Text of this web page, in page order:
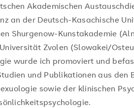
Akademischen
an der Deutsch-Kasachische
Shurgenow-Kunstakademie
Zvolen (Slowakei/
wurde ich promoviert und
und Publikationen aus den
sowie der klinischen